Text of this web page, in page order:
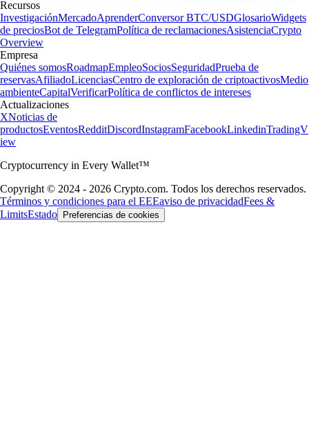
Recursos
InvestigaciónMercadoAprenderConversor BTC/USDGlosarioWidgets
de preciosBot de TelegramPolítica de reclamacionesAsistenciaCrypto
Overview
Empresa
Quiénes somosRoadmapEmpleoSociosSeguridadPrueba de
reservasAfiliadoLicenciasCentro de exploración de criptoactivosMedio
ambienteCapitalVerificarPolítica de conflictos de intereses
Actualizaciones
XNoticias de
productosEventosRedditDiscordInstagramFacebookLinkedinTradingV
iew
Cryptocurrency in Every Wallet™
Copyright © 2024 - 2026 Crypto.com. Todos los derechos reservados.
Términos y condiciones para el EEEaviso de privacidadFees &
LimitsEstado Preferencias de cookies